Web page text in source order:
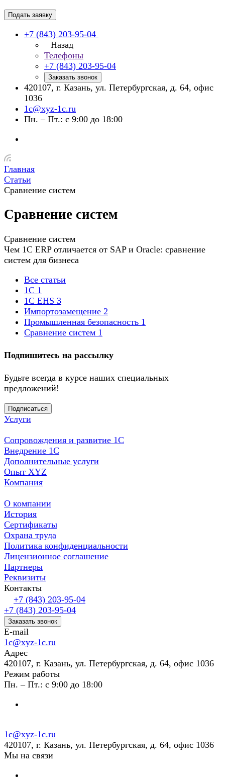
Подать заявку
+7 (843) 203-95-04
Назад
Телефоны
+7 (843) 203-95-04
Заказать звонок
420107, г. Казань, ул. Петербургская, д. 64, офис
1036
1c@xyz-1c.ru
Пн. – Пт.: с 9:00 до 18:00
Главная
Статьи
Сравнение систем
Сравнение систем
Сравнение систем
Чем 1С ERP отличается от SAP и Oracle: сравнение
систем для бизнеса
Все статьи
1C 1
1C EHS 3
Импортозамещение 2
Промышленная безопасность 1
Сравнение систем 1
Подпишитесь на рассылку
Будьте всегда в курсе наших специальных
предложений!
Подписаться
Услуги
Сопровождения и развитие 1С
Внедрение 1С
Дополнительные услуги
Опыт XYZ
Компания
О компании
История
Сертификаты
Охрана труда
Политика конфиденциальности
Лицензионное соглашение
Партнеры
Реквизиты
Контакты
+7 (843) 203-95-04
+7 (843) 203-95-04
Заказать звонок
E-mail
1c@xyz-1c.ru
Адрес
420107, г. Казань, ул. Петербургская, д. 64, офис 1036
Режим работы
Пн. – Пт.: с 9:00 до 18:00
1c@xyz-1c.ru
420107, г. Казань, ул. Петербургская, д. 64, офис 1036
Мы на связи